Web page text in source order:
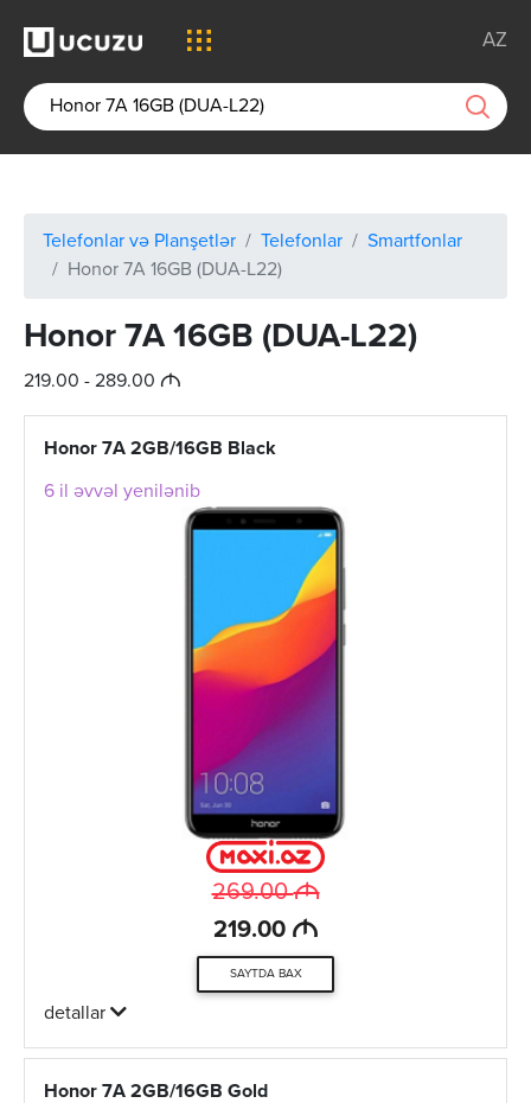
AZ
Telefonlar və Planşetlər Telefonlar
Smartfonlar
Honor 7A 16GB (DUA-L22)
Honor 7A 16GB (DUA-L22)
219.00 - 289.00 M
Honor 7A 2GB/16GB Black
6 il əvvəl yenilənib
269.00M
219.00 M
SAYTDA BAX
detallar
Honor 7A 2GB/16GB Gold